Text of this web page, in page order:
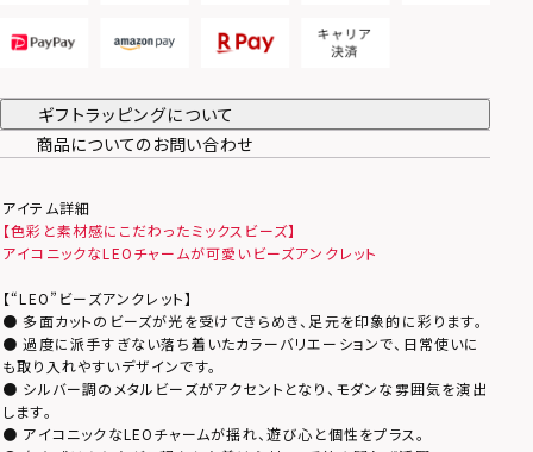
ギフトラッピングについて
商品についてのお問い合わせ
アイテム詳細
【色彩と素材感にこだわったミックスビーズ】
アイコニックなLEOチャームが可愛いビーズアンクレット
【“LEO”ビーズアンクレット】
● 多面カットのビーズが光を受けてきらめき、足元を印象的に彩ります。
● 過度に派手すぎない落ち着いたカラーバリエーションで、日常使いに
も取り入れやすいデザインです。
● シルバー調のメタルビーズがアクセントとなり、モダンな雰囲気を演出
します。
● アイコニックなLEOチャームが揺れ、遊び心と個性をプラス。